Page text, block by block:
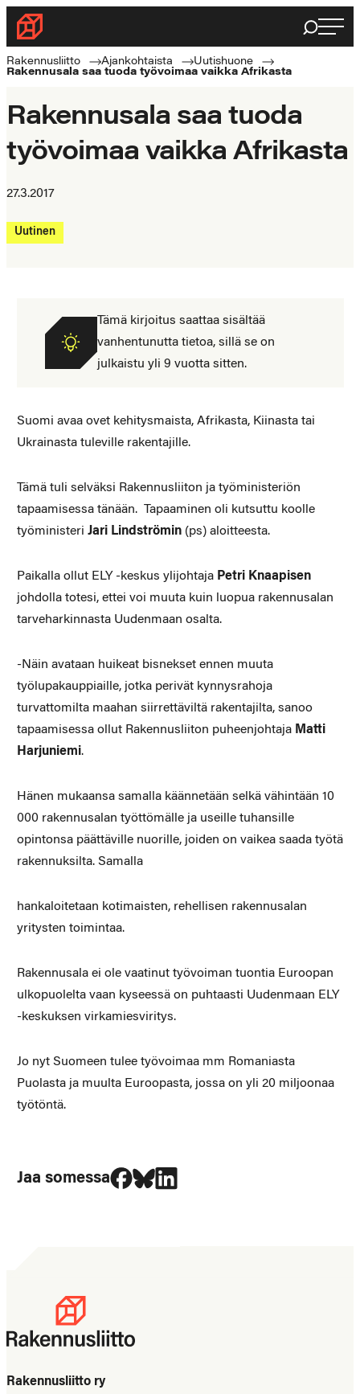
Siirry
suoraan
sisältöön
Rakennusliitto
Rakennusalan
ammattilaisten
Haku
Rakennusliitto Ajankohtaista
Uutishuone
Rakennusala saa tuoda työvoimaa vaikka Afrikasta
Rakennusala saa tuoda
työvoimaa vaikka Afrikasta
27.3.2017
Uutinen
Tämä kirjoitus saattaa sisältää
vanhentunutta tietoa, sillä se on
julkaistu yli 9 vuotta sitten.
Suomi avaa ovet kehitysmaista, Afrikasta, Kiinasta tai
Ukrainasta tuleville rakentajille.
Tämä tuli selväksi Rakennusliiton ja työministeriön
tapaamisessa tänään. Tapaaminen oli kutsuttu koolle
työministeri Jari Lindströmin(ps) aloitteesta.
Paikalla ollut ELY -keskus ylijohtaja Petri Knaapisen
johdolla totesi, ettei voi muuta kuin luopua rakennusalan
tarveharkinnasta Uudenmaan osalta.
-Näin avataan huikeat bisnekset ennen muuta
työlupakauppiaille, jotka perivät kynnysrahoja
turvattomilta maahan siirrettäviltä rakentajilta, sanoo
tapaamisessa ollut Rakennusliiton puheenjohtaja Matti
Harjuniemi.
Hänen mukaansa samalla käännetään selkä vähintään 10
000 rakennusalan työttömälle ja useille tuhansille
opintonsa päättäville nuorille, joiden on vaikea saada työtä
rakennuksilta. Samalla
hankaloitetaan kotimaisten, rehellisen rakennusalan
yritysten toimintaa.
Rakennusala ei ole vaatinut työvoiman tuontia Euroopan
ulkopuolelta vaan kyseessä on puhtaasti Uudenmaan ELY
-keskuksen virkamiesviritys.
Jo nyt Suomeen tulee työvoimaa mm Romaniasta
Puolasta ja muulta Euroopasta, jossa on yli 20 miljoonaa
työtöntä.
Jaa somessa
Jaa Facebookissa
Jaa Blueskyssa
Jaa LinkedIn:ssä
Rakennusliitto ry